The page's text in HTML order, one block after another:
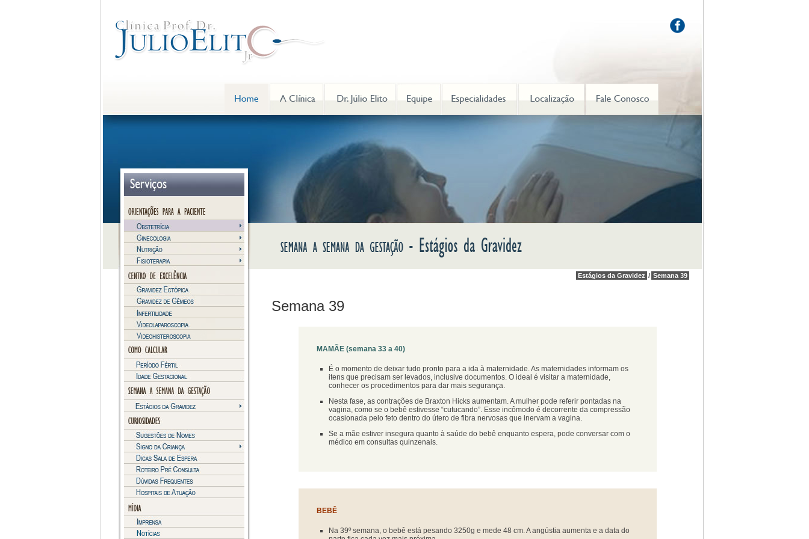
Estágios da Gravidez / Semana 39
Semana 39
MAMÃE (semana 33 a 40)
É o momento de deixar tudo pronto para a ida à maternidade. As maternidades informam os
itens que precisam ser levados, inclusive documentos. O ideal é visitar a maternidade,
conhecer os procedimentos para dar mais segurança.
Nesta fase, as contrações de Braxton Hicks aumentam. A mulher pode referir pontadas na
vagina, como se o bebê estivesse “cutucando”. Esse incômodo é decorrente da compressão
ocasionada pelo feto dentro do útero de fibra nervosas que inervam a vagina.
Se a mãe estiver insegura quanto à saúde do bebê enquanto espera, pode conversar com o
médico em consultas quinzenais.
BEBÊ
Na 39º semana, o bebê está pesando 3250g e mede 48 cm. A angústia aumenta e a data do